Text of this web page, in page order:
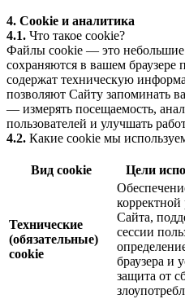
4. Cookie и аналитика
4.1. Что такое cookie?
Файлы cookie — это небольшие
сохраняются в вашем
содержат техническую
позволяют Сайту запоминать
— измерять посещаемость,
пользователей и улучшать
4.2. Какие cookie мы
Вид cookie Цели
Технические
(обязательные)
cookie
корректной
Сайта,
сессии
браузера и
защита от